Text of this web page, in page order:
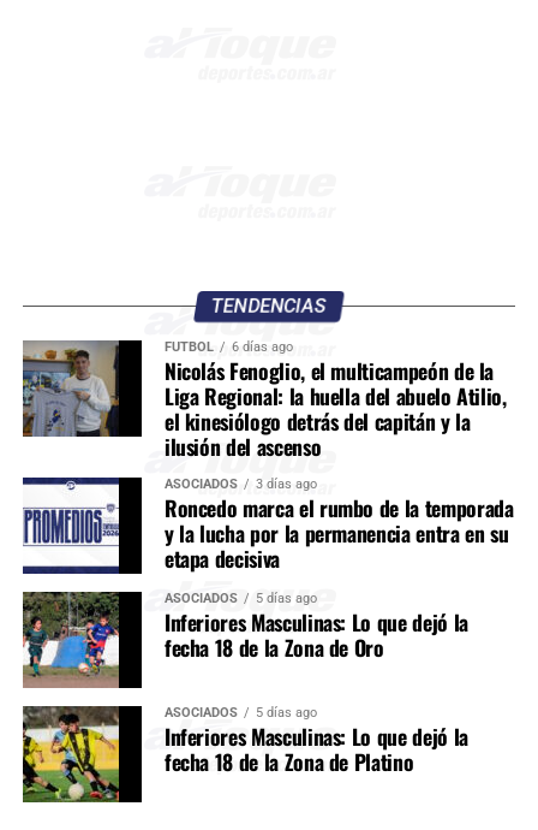
TENDENCIAS
FÚTBOL 6 días ago
Nicolás Fenoglio, el multicampeón de la
Liga Regional: la huella del abuelo Atilio,
el kinesiólogo detrás del capitán y la
ilusión del ascenso
ASOCIADOS 3 días ago
Roncedo marca el rumbo de la temporada
y la lucha por la permanencia entra en su
etapa decisiva
ASOCIADOS 5 días ago
Inferiores Masculinas: Lo que dejó la
fecha 18 de la Zona de Oro
ASOCIADOS 5 días ago
Inferiores Masculinas: Lo que dejó la
fecha 18 de la Zona de Platino